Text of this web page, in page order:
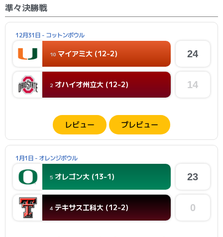
準々決勝戦
12月31日 - コットンボウル
10 マイアミ大 (12-2) 24
2 オハイオ州立大 (12-2) 14
レビュー プレビュー
1月1日 - オレンジボウル
5 オレゴン大 (13-1) 23
4テキサス工科大 (12-2) 0